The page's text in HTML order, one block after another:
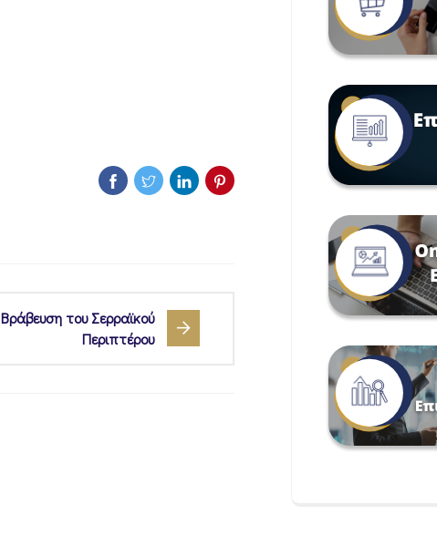
Βράβευση του Σερραϊκού
Περιπτέρου